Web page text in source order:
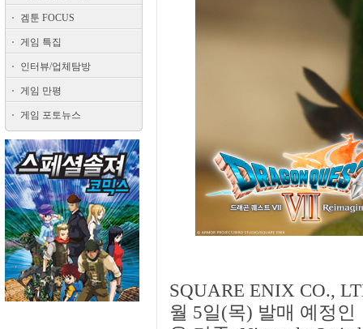
겜툰 FOCUS
게임 특집
인터뷰/업체탐방
게임 만평
게임 포토뉴스
SQUARE ENIX CO.,
월 5일(목) 발매 예정인